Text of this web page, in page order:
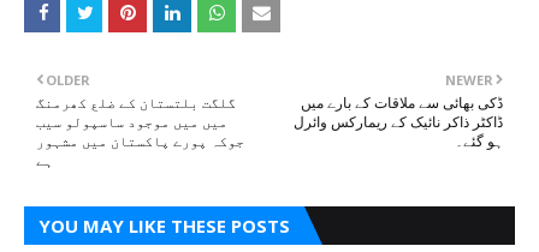
NEWER
ڈکی بھائی سے ملاقات کے بارے میں
ڈاکٹر ذاکر نائیک کے ریمارکس وائرل
ہو گئے۔
OLDER
گلگت بلتستان کے ضلع کھرمنگ
میں میں موجود ساسپولو سیب
جوکہ پورے پاکستان میں مشہور
ہے
YOU MAY LIKE THESE POSTS